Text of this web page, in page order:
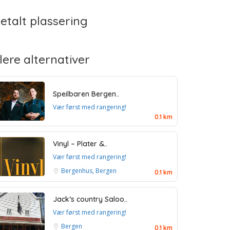
plassering
alternativer
Speilbaren Bergen..
Vær først med rangering!
0.1 km
Vinyl – Plater &..
Vær først med rangering!
Bergenhus, Bergen
0.1 km
Jack’s country Saloo..
Vær først med rangering!
Bergen
0.1 km